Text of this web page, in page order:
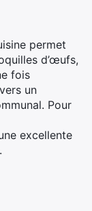
permet
d’œufs,
fois
un
Pour
excellente